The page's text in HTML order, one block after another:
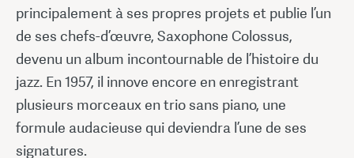
principalement à ses propres projets et publie l’un
de ses chefs-d’œuvre, Saxophone Colossus,
devenu un album incontournable de l’histoire du
jazz. En 1957, il innove encore en enregistrant
plusieurs morceaux en trio sans piano, une
formule audacieuse qui deviendra l’une de ses
signatures.